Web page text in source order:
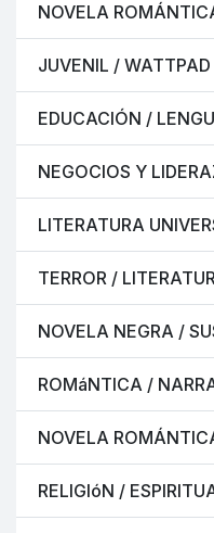
NOVELA
JUVENIL / WATTPAD
EDUCACIÓN /
NEGOCIOS Y
LITERATURA
TERROR /
NOVELA NEGRA /
ROMáNTICA /
NOVELA
RELIGIóN /